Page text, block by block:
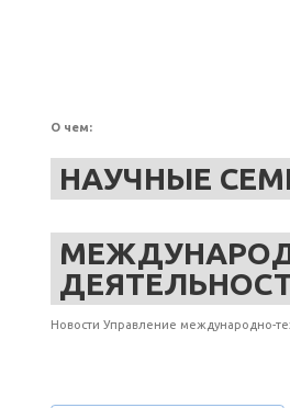
О чем:
НАУЧНЫЕ
Новости Управление международно-